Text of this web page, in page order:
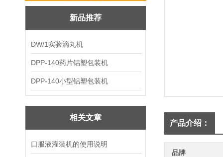
新品推荐
DW/1实验滴丸机
DPP-140药片铝塑包装机
DPP-140小型铝塑包装机
相关文章
口服液灌装机的使用说明
产品介绍：
品牌